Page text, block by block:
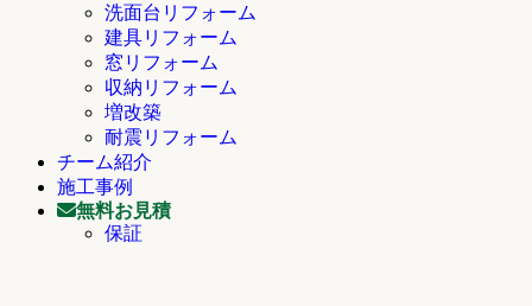
洗面台リフォーム
建具リフォーム
窓リフォーム
収納リフォーム
増改築
耐震リフォーム
チーム紹介
施工事例
無料お見積
保証